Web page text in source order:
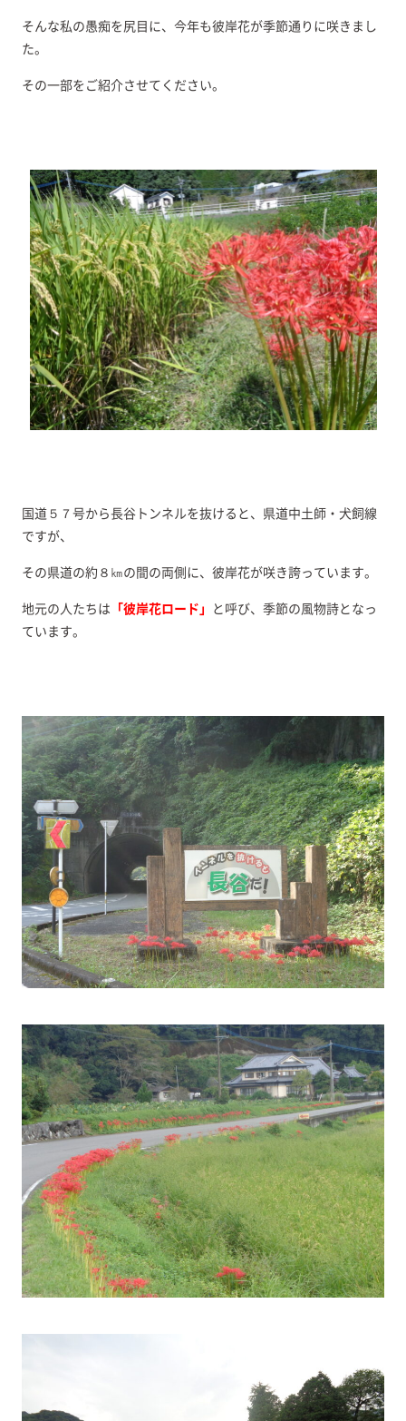
そんな私の愚痴を尻目に、今年も彼岸花が季節通りに咲きまし
た。
その一部をご紹介させてください。
国道５７号から長谷トンネルを抜けると、県道中土師・犬飼線
ですが、
その県道の約８㎞の間の両側に、彼岸花が咲き誇っています。
地元の人たちは 「彼岸花ロード」
と呼び、季節の風物詩となっ
ています。